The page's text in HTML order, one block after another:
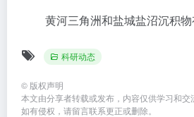
黄河三角洲和盐城盐沼沉积
科研动态
© 版权声明
本文由分享者转载或发布，内容仅供学习和交
如有侵权，请留言联系更正或删除。